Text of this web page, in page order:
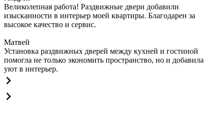
Великолепная работа! Раздвижные двери добавили
изысканности в интерьер моей квартиры. Благодарен за
высокое качество и сервис.
Матвей
Установка раздвижных дверей между кухней и гостиной
помогла не только экономить пространство, но и добавила
уют в интерьер.